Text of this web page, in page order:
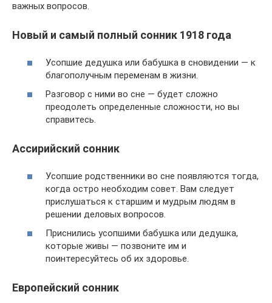
важных вопросов.
Новый и самый полный сонник 1918 года
Усопшие дедушка или бабушка в сновидении — к
благополучным переменам в жизни.
Разговор с ними во сне — будет сложно
преодолеть определенные сложности, но вы
справитесь.
Ассирийский сонник
Усопшие родственники во сне появляются тогда,
когда остро необходим совет. Вам следует
прислушаться к старшим и мудрым людям в
решении деловых вопросов.
Приснились усопшими бабушка или дедушка,
которые живы — позвоните им и
поинтересуйтесь об их здоровье.
Европейский сонник